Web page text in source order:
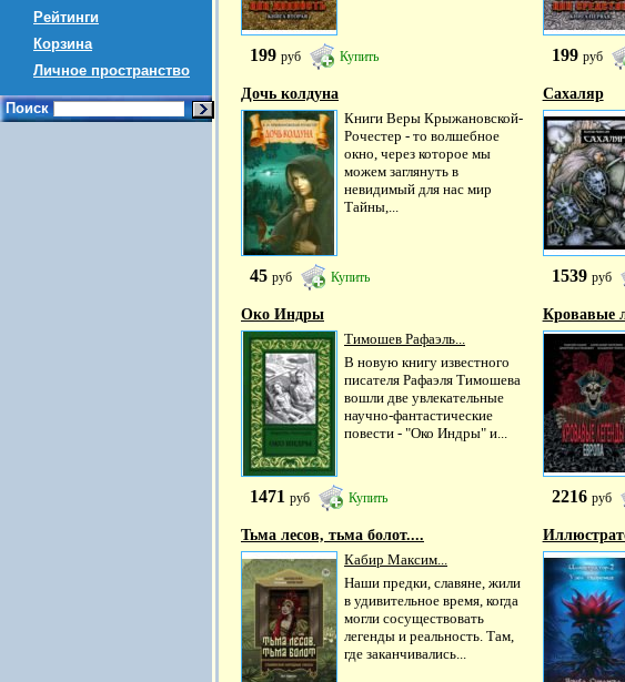
Рейтинги
Корзина
Личное пространство
Поиск
199 руб Купить 199 руб
Дочь колдуна
Книги Веры Крыжановской-
Рочестер - то волшебное
окно, через которое мы
можем заглянуть в
невидимый для нас мир
Тайны,...
45 руб Купить
Сахаляр
1539 руб
Око Индры
Тимошев Рафаэль...
В новую книгу известного
писателя Рафаэля Тимошева
вошли две увлекательные
научно-фантастические
повести - "Око Индры" и...
1471 руб Купить
Кровавые
2216 руб
Тьма лесов, тьма болот....
Кабир Максим...
Наши предки, славяне, жили
в удивительное время, когда
могли сосуществовать
легенды и реальность. Там,
где заканчивались...